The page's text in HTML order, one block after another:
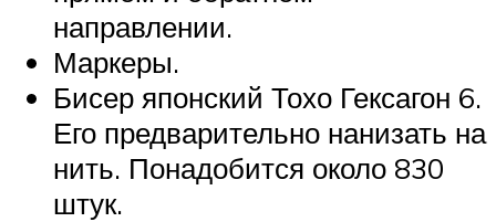
направлении.
Маркеры.
Бисер японский Тохо Гексагон 6.
Его предварительно нанизать на
нить. Понадобится около 830
штук.